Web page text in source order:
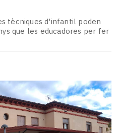
tècniques d'infantil poden
que les educadores per fer